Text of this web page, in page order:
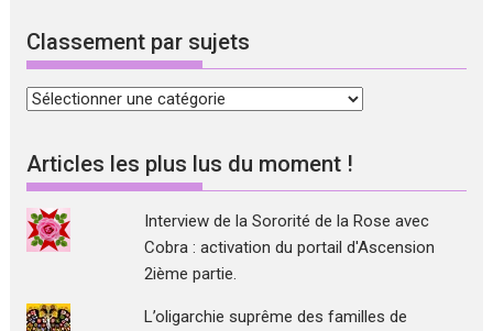
Classement par sujets
Classement
sujets
Articles les plus lus du moment !
Interview de la Sororité de la Rose avec
Cobra : activation du portail d'Ascension
2ième partie.
L’oligarchie suprême des familles de